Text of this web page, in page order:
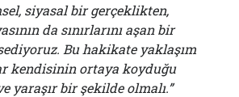
siyasal bir gerçeklikten,
da sınırlarını aşan bir
Bu hakikate yaklaşım
kendisinin ortaya koyduğu
yaraşır bir şekilde olmalı.”